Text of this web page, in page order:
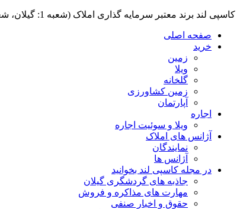
کاسپی لند برند معتبر سرمایه گذاری املاک (شعبه 1: گیلان، شعبه 2: کردان، سهیلیه):خرید و فروش ،رهن و اجاره
صفحه اصلی
خرید
زمین
ویلا
گلخانه
زمین کشاورزی
آپارتمان
اجاره
ویلا و سوئیت اجاره
آژانس های املاک
نمایندگان
آژانس ها
در مجله کاسپی لند بخوانید
جاذبه های گردشگری گیلان
مهارت های مذاکره و فروش
حقوق و اخبار صنفی